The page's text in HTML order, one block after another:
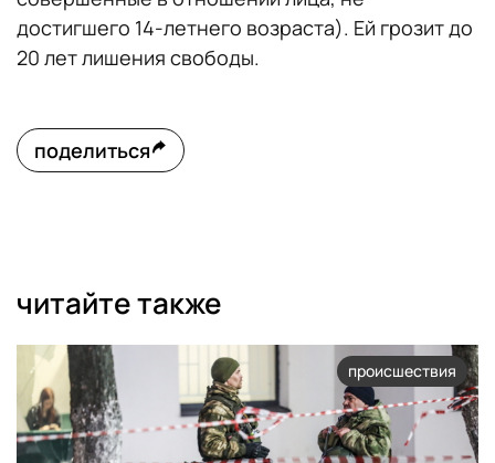
достигшего 14-летнего возраста). Ей грозит до
20 лет лишения свободы.
поделиться
читайте также
происшествия